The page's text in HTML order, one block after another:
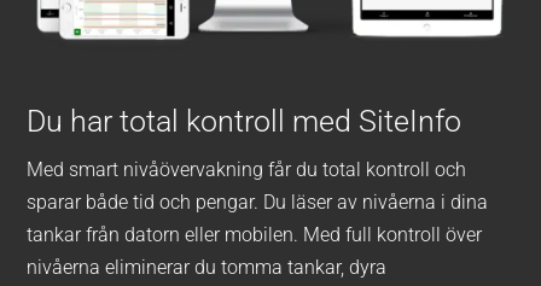
Du har total kontroll med SiteInfo
Med smart nivåövervakning får du total kontroll och
sparar både tid och pengar. Du läser av nivåerna i dina
tankar från datorn eller mobilen. Med full kontroll över
nivåerna eliminerar du tomma tankar, dyra